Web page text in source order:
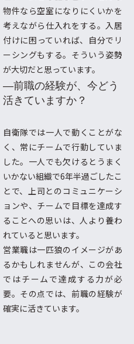
物件なら空室になりにくいかを
考えながら仕入れをする。入居
付けに困っていれば、自分でリ
ーシングもする。そういう姿勢
が大切だと思っています。
―前職の経験が、今どう
活きていますか？
自衛隊では一人で動くことがな
く、常にチームで行動していま
した。一人でも欠けるとうまく
いかない組織で6年半過ごしたこ
とで、上司とのコミュニケーシ
ョンや、チームで目標を達成す
ることへの思いは、人より養わ
れていると思います。
営業職は一匹狼のイメージがあ
るかもしれませんが、この会社
ではチームで達成する力が必
要。その点では、前職の経験が
確実に活きています。